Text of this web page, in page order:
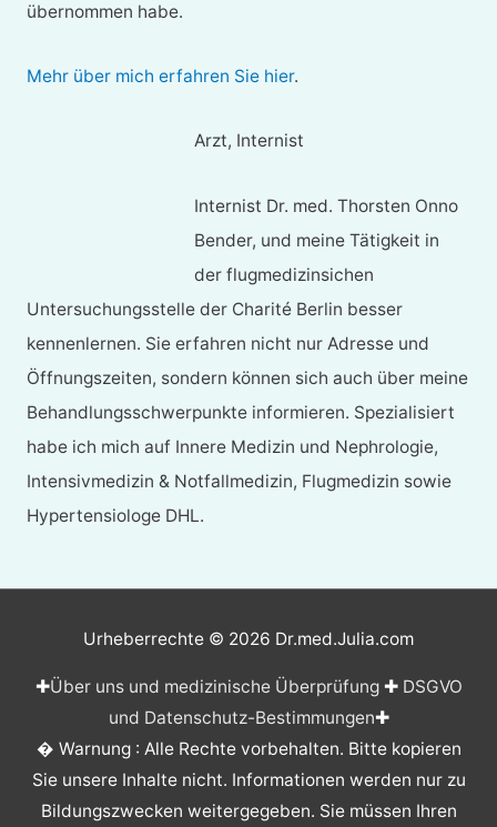
übernommen habe.
Mehr über mich erfahren Sie hier.
Arzt, Internist
Internist Dr. med. Thorsten Onno
Bender, und meine Tätigkeit in
der flugmedizinsichen
Untersuchungsstelle der Charité Berlin besser
kennenlernen. Sie erfahren nicht nur Adresse und
Öffnungszeiten, sondern können sich auch über meine
Behandlungsschwerpunkte informieren. Spezialisiert
habe ich mich auf Innere Medizin und Nephrologie,
Intensivmedizin & Notfallmedizin, Flugmedizin sowie
Hypertensiologe DHL.
Urheberrechte © 2026 Dr.med.Julia.com
✚Über uns und medizinische Überprüfung✚ DSGVO
und Datenschutz-Bestimmungen✚
� Warnung : Alle Rechte vorbehalten. Bitte kopieren
Sie unsere Inhalte nicht. Informationen werden nur zu
Bildungszwecken weitergegeben. Sie müssen Ihren